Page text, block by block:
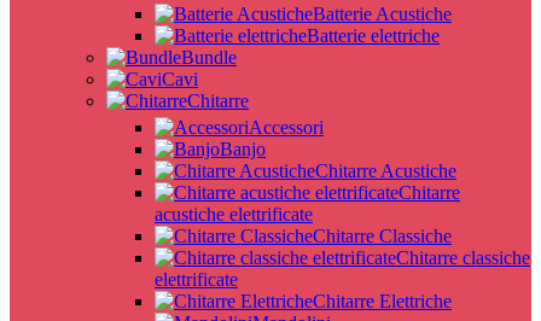
Batterie Acustiche
Batterie elettriche
Bundle
Cavi
Chitarre
Accessori
Banjo
Chitarre Acustiche
Chitarre
acustiche elettrificate
Chitarre Classiche
Chitarre classiche
elettrificate
Chitarre Elettriche